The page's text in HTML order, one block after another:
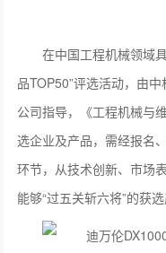
在中国工程机械领域
品TOP50”评选活动，由
公司指导，《工程机械与
选企业及产品，需经报名
环节，从技术创新、市场
能够“过五关斩六将”的获